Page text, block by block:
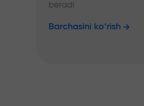
beradi
Barchasini ko‘rish